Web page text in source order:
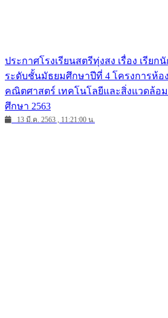
ประกาศโรงเรียนสตรีทุ่งสง เรื่อง เรียก
ระดับชั้นมัธยมศึกษาปีที่ 4 โครงการห้อ
คณิตศาสตร์ เทคโนโลยีและสิ่งแวดล้อม
ศึกษา 2563
13 มี.ค. 2563 , 11:21:00 น.